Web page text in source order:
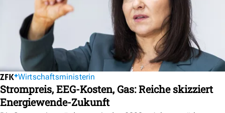
Wirtschaftsministerin
Strompreis, EEG-Kosten, Gas: Reiche skizziert
Energiewende-Zukunft